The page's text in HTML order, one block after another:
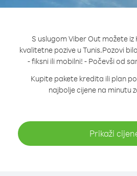
S uslugom Viber Out možete
kvalitetne pozive u Tunis.Pozovi
- fiksni ili mobilni! - Počevši od
Kupite pakete kredita ili plan
najbolje cijene na minutu
Prikaži